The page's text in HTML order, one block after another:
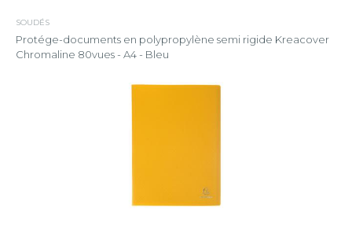
SOUDÉS
Protége-documents en polypropylène semi rigide Kreacover
Chromaline 80vues - A4 - Bleu